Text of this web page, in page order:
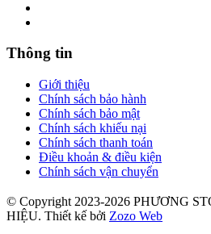
Thông tin
Giới thiệu
Chính sách bảo hành
Chính sách bảo mật
Chính sách khiếu nại
Chính sách thanh toán
Điều khoản & điều kiện
Chính sách vận chuyển
© Copyright 2023-2026 PHƯƠNG
HIỆU. Thiết kế bởi Zozo Web